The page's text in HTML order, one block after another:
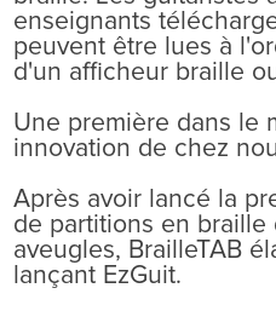
enseignants
peuvent être lues à
d'un afficheur braille
Une première dans le
innovation de chez
Après avoir lancé la
de partitions en braille
aveugles, BrailleTAB
lançant EzGuit.